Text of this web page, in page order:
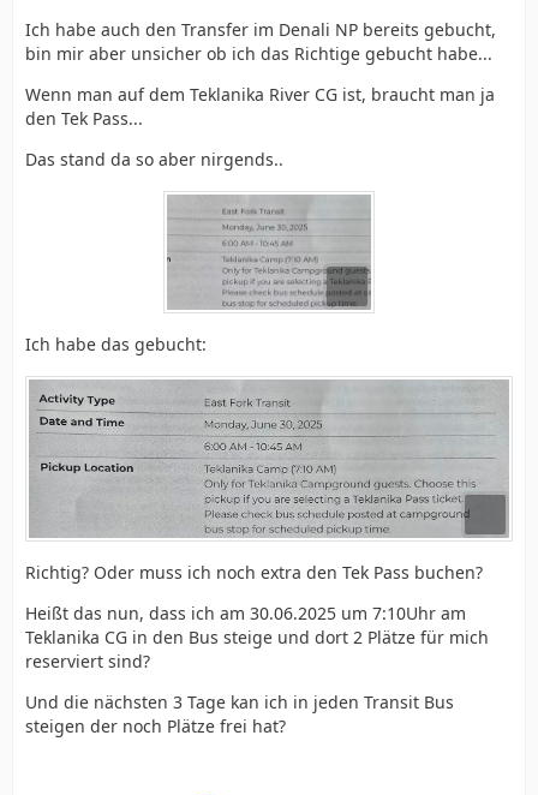
Ich habe auch den Transfer im Denali NP bereits gebucht,
bin mir aber unsicher ob ich das Richtige gebucht habe...
Wenn man auf dem Teklanika River CG ist, braucht man ja
den Tek Pass...
Das stand da so aber nirgends..
Ich habe das gebucht:
Richtig? Oder muss ich noch extra den Tek Pass buchen?
Heißt das nun, dass ich am 30.06.2025 um 7:10Uhr am
Teklanika CG in den Bus steige und dort 2 Plätze für mich
reserviert sind?
Und die nächsten 3 Tage kan ich in jeden Transit Bus
steigen der noch Plätze frei hat?